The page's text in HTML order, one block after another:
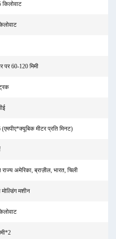
किलोवाट
पर 60-120 मिमी
मीटर प्रति मिनट)
अमेरिका, ब्राज़ील, भारत, चिली
मशीन